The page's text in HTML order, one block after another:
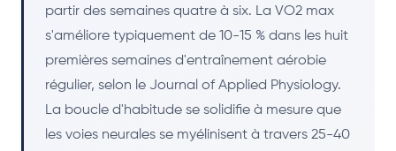
partir des semaines quatre à six. La VO2 max
s'améliore typiquement de 10-15 % dans les huit
premières semaines d'entraînement aérobie
régulier, selon le Journal of Applied Physiology.
La boucle d'habitude se solidifie à mesure que
les voies neurales se myélinisent à travers 25-40